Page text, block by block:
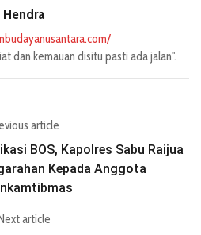
Hendra
dan kemauan disitu pasti ada jalan".
article
BOS, Kapolres Sabu Raijua
Kepada Anggota
article